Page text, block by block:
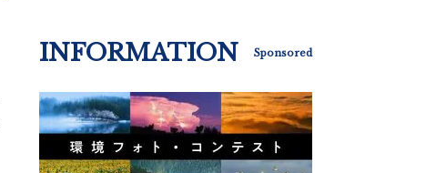
INFORMATION Sponsored